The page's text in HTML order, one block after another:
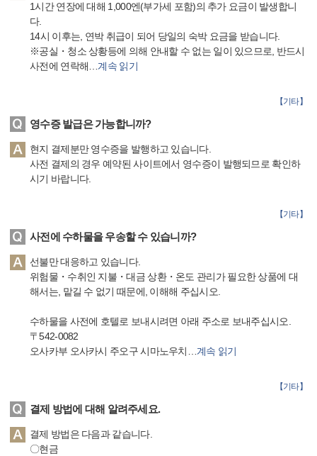
1시간 연장에 대해 1,000엔(부가세 포함)의 추가 요금이 발생합니
다.
14시 이후는, 연박 취급이 되어 당일의 숙박 요금을 받습니다.
※공실・청소 상황등에 의해 안내할 수 없는 일이 있으므로, 반드시
사전에 연락해…계속 읽기
【기타】
영수증 발급은 가능합니까?
현지 결제분만 영수증을 발행하고 있습니다.
사전 결제의 경우 예약된 사이트에서 영수증이 발행되므로 확인하
시기 바랍니다.
【기타】
사전에 수하물을 우송할 수 있습니까?
선불만 대응하고 있습니다.
위험물・수취인 지불・대금 상환・온도 관리가 필요한 상품에 대
해서는, 맡길 수 없기 때문에, 이해해 주십시오.
수하물을 사전에 호텔로 보내시려면 아래 주소로 보내주십시오.
〒542-0082
오사카부 오사카시 주오구 시마노우치 …계속 읽기
【기타】
결제 방법에 대해 알려주세요.
결제 방법은 다음과 같습니다.
〇현금